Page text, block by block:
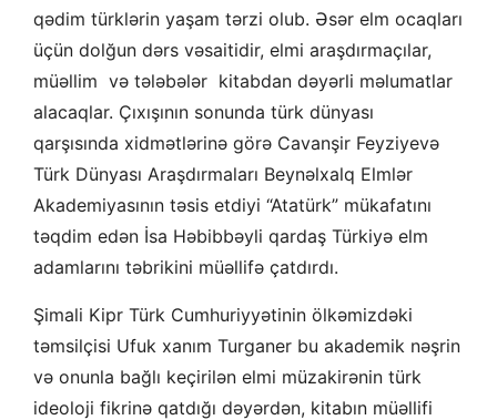
qədim türklərin yaşam tərzi olub. Əsər elm ocaqları
üçün dolğun dərs vəsaitidir, elmi araşdırmaçılar,
müəllim və tələbələr kitabdan dəyərli məlumatlar
alacaqlar. Çıxışının sonunda türk dünyası
qarşısında xidmətlərinə görə Cavanşir Feyziyevə
Türk Dünyası Araşdırmaları Beynəlxalq Elmlər
Akademiyasının təsis etdiyi “Atatürk” mükafatını
təqdim edən İsa Həbibbəyli qardaş Türkiyə elm
adamlarını təbrikini müəllifə çatdırdı.
Şimali Kipr Türk Cumhuriyyətinin ölkəmizdəki
təmsilçisi Ufuk xanım Turganer bu akademik nəşrin
və onunla bağlı keçirilən elmi müzakirənin türk
ideoloji fikrinə qatdığı dəyərdən, kitabın müəllifi